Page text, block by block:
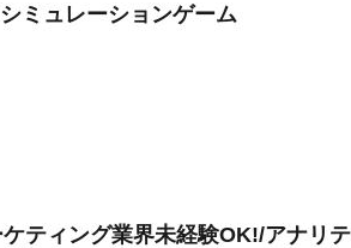
ミュレーションゲーム
ティング業界未経験OK!/アナリ